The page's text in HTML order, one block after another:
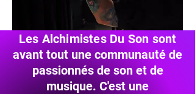
Les Alchimistes Du Son sont
avant tout une communauté de
passionnés de son et de
musique. C'est une